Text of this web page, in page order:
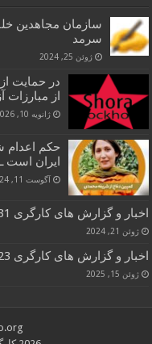
سازمان مجاهدین
سرمد
ژوئن 25, 2024
در حمایت
از مبارزات
ژانویه 10, 2026
حکم اعدام
ایران است
آگوست 11, 2024
اخبار و گزارش های کارگری 31 خرداد ماه 1403
ژوئن 21, 2024
اخبار و گزارش های کارگری 23 و 24 خرداد ماه 1404
ژوئن 15, 2025